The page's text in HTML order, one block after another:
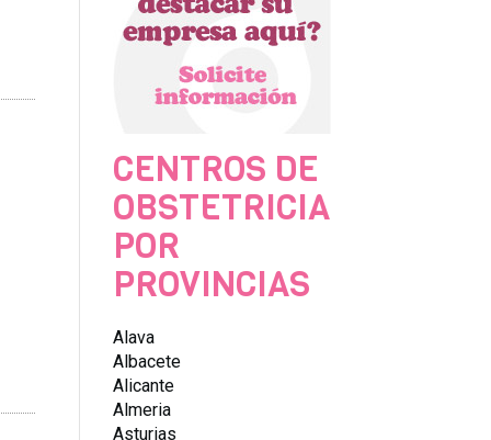
CENTROS DE
OBSTETRICIA
POR
PROVINCIAS
Alava
Albacete
Alicante
Almeria
Asturias